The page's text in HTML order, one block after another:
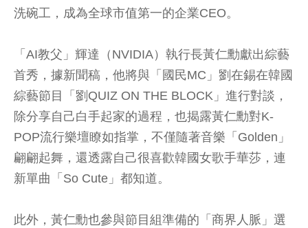
洗碗工，成為全球市值第一的企業CEO。
「AI教父」輝達（NVIDIA）執行長黃仁勳獻出綜藝
首秀，據新聞稿，他將與「國民MC」劉在錫在韓國
綜藝節目「劉QUIZ ON THE BLOCK」進行對談，
除分享自己白手起家的過程，也揭露黃仁勳對K-
POP流行樂壇瞭如指掌，不僅隨著音樂「Golden」
翩翩起舞，還透露自己很喜歡韓國女歌手華莎，連
新單曲「So Cute」都知道。
此外，黃仁勳也參與節目組準備的「商界人脈」選